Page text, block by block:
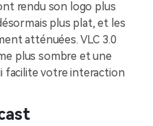
rendu son logo plus
plus plat, et les
atténuées. VLC 3.0
plus sombre et une
facilite votre interaction